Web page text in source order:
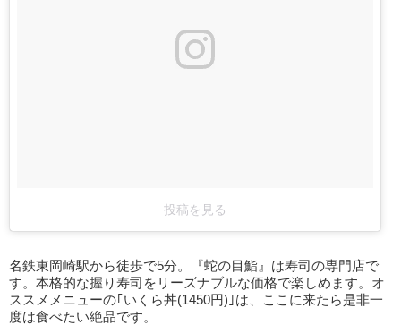
投稿を見る
名鉄東岡崎駅から徒歩で5分。『蛇の目鮨』は寿司の専門店で
す。本格的な握り寿司をリーズナブルな価格で楽しめます。オ
ススメメニューの｢いくら丼(1450円)｣は、ここに来たら是非一
度は食べたい絶品です。